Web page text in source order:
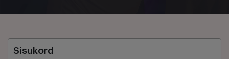
Sisukord